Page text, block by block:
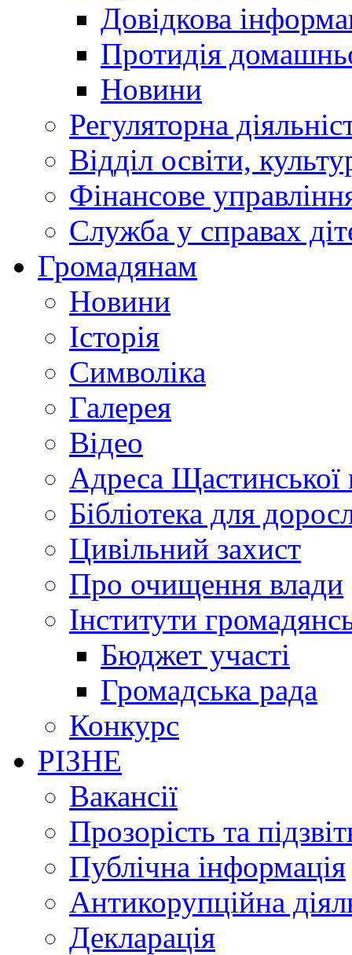
Довідкова
Протидія
Новини
Регуляторна
Відділ освіти,
Фінансове
Служба у справах
Громадянам
Новини
Історія
Символіка
Галерея
Відео
Адреса Щастинської
Бібліотека для
Цивільний захист
Про очищення влади
Інститути
Бюджет участі
Громадська рада
Конкурс
РІЗНЕ
Вакансії
Прозорість та
Публічна інформація
Антикорупційна
Декларація